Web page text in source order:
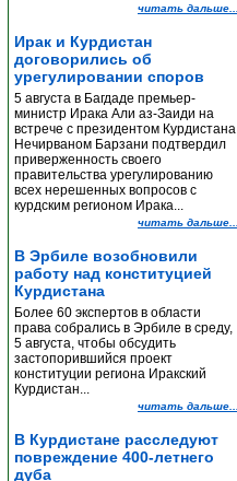
читать дальше...
Ирак и Курдистан
договорились об
урегулировании споров
5 августа в Багдаде премьер-
министр Ирака Али аз-Заиди на
встрече с президентом Курдистана
Нечирваном Барзани подтвердил
приверженность своего
правительства урегулированию
всех нерешенных вопросов с
курдским регионом Ирака...
читать дальше...
В Эрбиле возобновили
работу над конституцией
Курдистана
Более 60 экспертов в области
права собрались в Эрбиле в среду,
5 августа, чтобы обсудить
застопорившийся проект
конституции региона Иракский
Курдистан...
читать дальше...
В Курдистане расследуют
повреждение 400-летнего
дуба